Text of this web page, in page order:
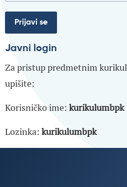
Javni login
Za pristup predmetnim
upišite:
Korisničko ime: kurikulumbpk
Lozinka: kurikulumbpk